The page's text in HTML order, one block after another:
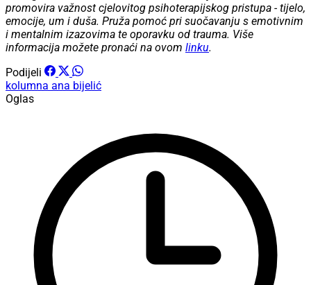
promovira važnost cjelovitog psihoterapijskog pristupa - tijelo,
emocije, um i duša. Pruža pomoć pri suočavanju s emotivnim
i mentalnim izazovima te oporavku od trauma. Više
informacija možete pronaći na ovom linku.
Podijeli
kolumna ana bijelić
Oglas